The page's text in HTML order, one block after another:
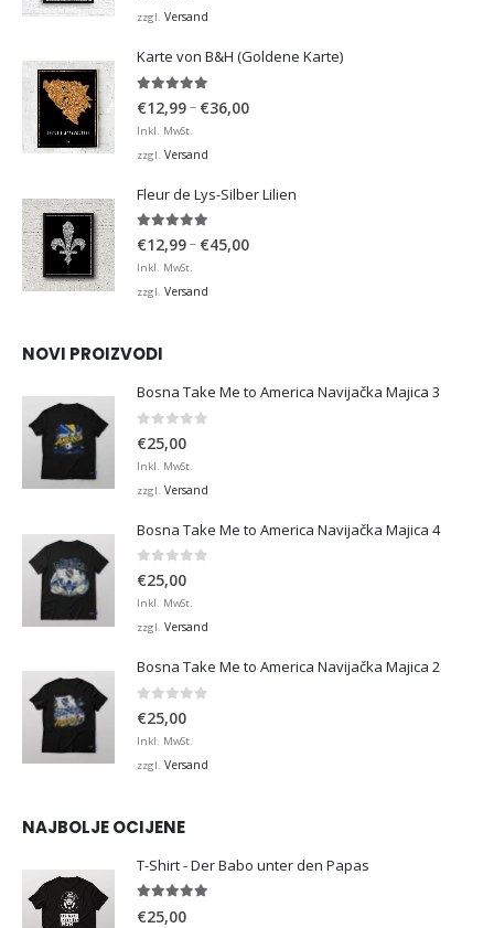
zzgl. Versand
Karte von B&H (Goldene Karte)
4.98von 5
€12,99– €36,00Preisspanne:
Inkl. MwSt.
zzgl. Versand
Fleur de Lys-Silber Lilien
4.95von 5
€12,99– €45,00Preisspanne:
Inkl. MwSt.
zzgl. Versand
NOVI PROIZVODI
Bosna Take Me to America Navijačka Majica 3
0 von 5
€25,00
Inkl. MwSt.
zzgl. Versand
Bosna Take Me to America Navijačka Majica 4
0 von 5
€25,00
Inkl. MwSt.
zzgl. Versand
Bosna Take Me to America Navijačka Majica 2
0 von 5
€25,00
Inkl. MwSt.
zzgl. Versand
NAJBOLJE OCIJENE
T-Shirt - Der Babo unter den Papas
€25,00